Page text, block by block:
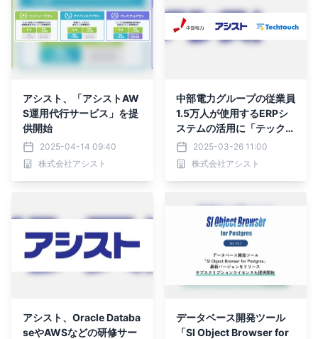
アシスト、「アシストAW
S運用代行サービス」を提
供開始
2025-04-14 09:40
株式会社アシスト
中部電力グループの従業員
1.5万人が使用するERPシ
ステムの活用に「テックタ
ッチ」を導入
2025-03-26 11:00
株式会社アシスト
アシスト、Oracle Databa
seやAWSなどの研修サー
データベース開発ツール
「SI Object Browser for